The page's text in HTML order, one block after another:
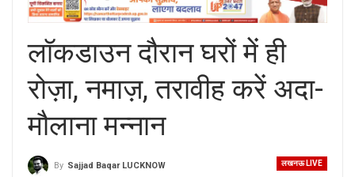
लॉकडाउन दौरान घरों में ही
रोज़ा, नमाज़, तरावीह करें अदा-
मौलाना मन्नान
लखनऊ LIVE
By Sajjad Baqar LUCKNOW